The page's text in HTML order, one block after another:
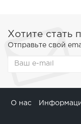
Хотите стать
Отправьте свой
О нас